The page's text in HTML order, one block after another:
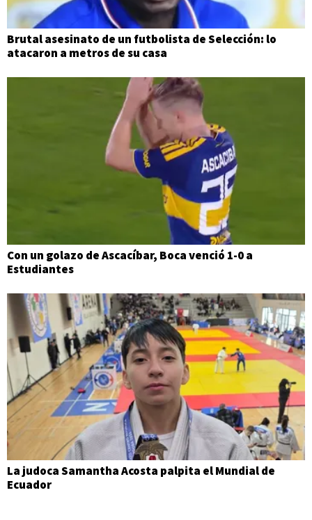
Brutal asesinato de un futbolista de Selección: lo
atacaron a metros de su casa
Con un golazo de Ascacíbar, Boca venció 1-0 a
Estudiantes
La judoca Samantha Acosta palpita el Mundial de
Ecuador